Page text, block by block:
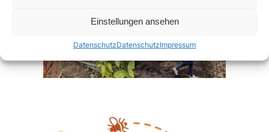
Einstellungen ansehen
DatenschutzDatenschutzImpressum